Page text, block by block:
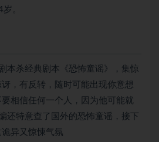
。
本杀经典剧本《恐怖童谣》，集惊
，有反转，随时可能出现你意想
相信任何一个人，因为他可能就
特意查了国外的恐怖童谣，接下
异又惊悚气氛